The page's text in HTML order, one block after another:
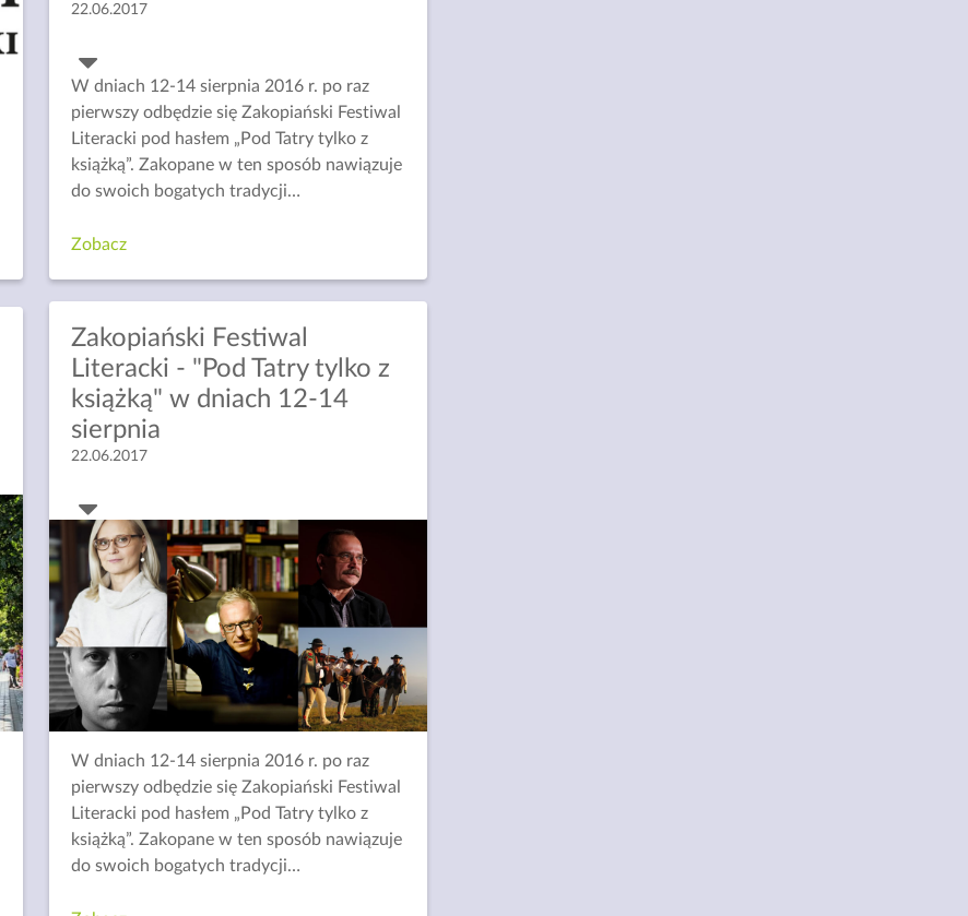
22.06.2017
W dniach 12-14 sierpnia 2016 r. po raz
pierwszy odbędzie się Zakopiański Festiwal
Literacki pod hasłem „Pod Tatry tylko z
książką”. Zakopane w ten sposób nawiązuje
do swoich bogatych tradycji…
Zobacz
Zakopiański Festiwal
Literacki - "Pod Tatry tylko z
książką" w dniach 12-14
sierpnia
22.06.2017
W dniach 12-14 sierpnia 2016 r. po raz
pierwszy odbędzie się Zakopiański Festiwal
Literacki pod hasłem „Pod Tatry tylko z
książką”. Zakopane w ten sposób nawiązuje
do swoich bogatych tradycji…